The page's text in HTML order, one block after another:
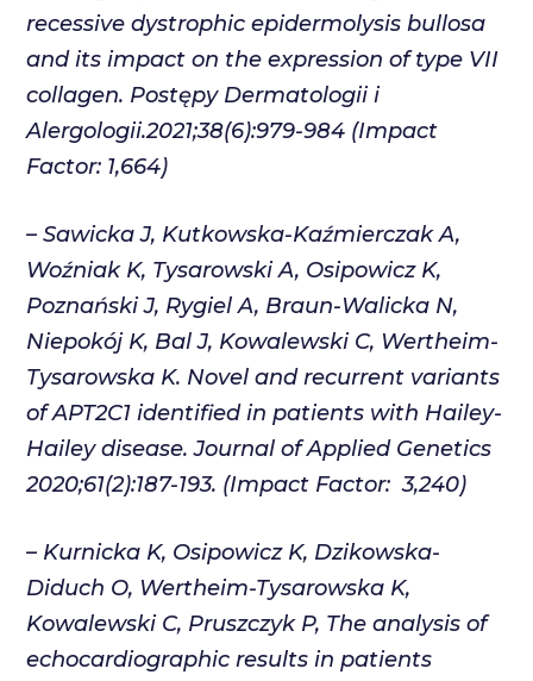
recessive dystrophic epidermolysis bullosa
and its impact on the expression of type VII
collagen. Postępy Dermatologii i
Alergologii.2021;38(6):979-984 (Impact
Factor: 1,664)
– Sawicka J, Kutkowska-Kaźmierczak A,
Woźniak K, Tysarowski A, Osipowicz K,
Poznański J, Rygiel A, Braun-Walicka N,
Niepokój K, Bal J, Kowalewski C, Wertheim-
Tysarowska K. Novel and recurrent variants
of APT2C1 identified in patients with Hailey-
Hailey disease. Journal of Applied Genetics
2020;61(2):187-193. (Impact Factor: 3,240)
– Kurnicka K, Osipowicz K, Dzikowska-
Diduch O, Wertheim-Tysarowska K,
Kowalewski C, Pruszczyk P, The analysis of
echocardiographic results in patients